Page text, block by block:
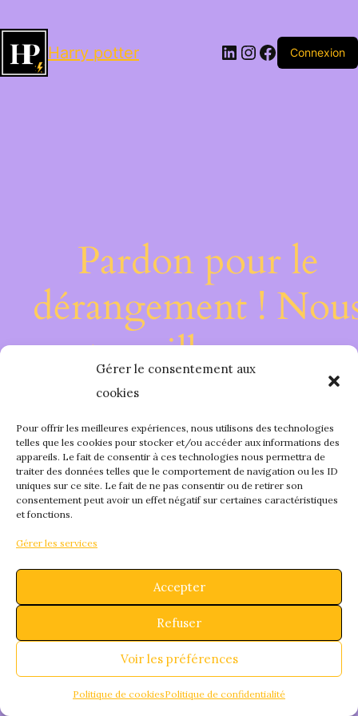
Gérer le consentement aux
cookies
Pour offrir les meilleures expériences, nous utilisons des technologies
telles que les cookies pour stocker et/ou accéder aux informations des
appareils. Le fait de consentir à ces technologies nous permettra de
traiter des données telles que le comportement de navigation ou les ID
uniques sur ce site. Le fait de ne pas consentir ou de retirer son
consentement peut avoir un effet négatif sur certaines caractéristiques
et fonctions.
Gérer les services
Accepter
Refuser
Voir les préférences
Politique de cookiesPolitique de confidentialité
Harry potter LinkedIn
Instagram
Facebook
Connexion
Pardon pour le
dérangement !
travaillons sur
quelque chose de
fantastique –
bientôt !